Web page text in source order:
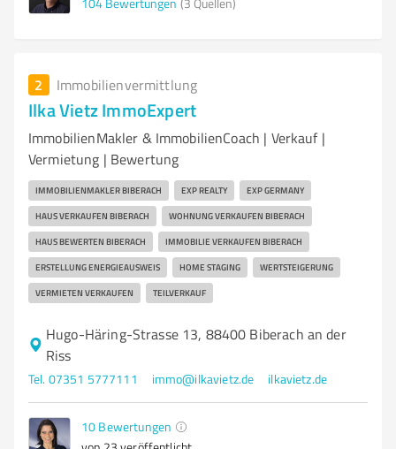
2 Immobilienvermittlung
Ilka Vietz ImmoExpert
ImmobilienMakler & ImmobilienCoach | Verkauf |
Vermietung | Bewertung
IMMOBILIENMAKLER BIBERACH EXP REALTY EXP GERMANY
HAUS VERKAUFEN BIBERACH WOHNUNG VERKAUFEN BIBERACH
HAUS BEWERTEN BIBERACH IMMOBILIE VERKAUFEN BIBERACH
ERSTELLUNG ENERGIEAUSWEIS HOME STAGING WERTSTEIGERUNG
VERMIETEN VERKAUFEN TEILVERKAUF
Hugo-Häring-Strasse 13, 88400 Biberach an der
Riss
Tel. 07351 5777111 immo@ilkavietz.de ilkavietz.de
10 Bewertungen